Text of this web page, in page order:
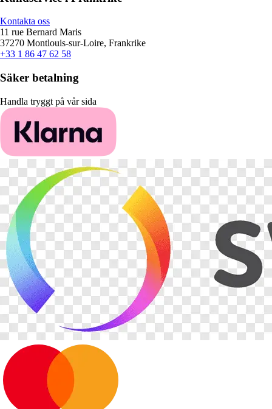
Kontakta oss
11 rue Bernard Maris
37270 Montlouis-sur-Loire, Frankrike
+33 1 86 47 62 58
Säker betalning
Handla tryggt på vår sida